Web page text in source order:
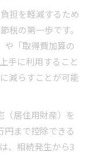
担を軽減するため
税の第一歩です。
や「取得費加算の
手に利用すること
減らすことが可能
（居住用財産）を
円まで控除できる
、相続発生から3